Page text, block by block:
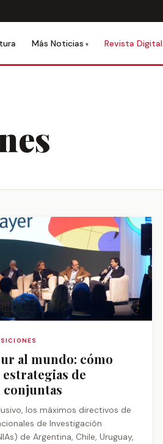
Más Noticias Revista Digital
al mundo: cómo
de
los máximos directivos de
de Investigación
de Argentina, Chile, Uruguay,